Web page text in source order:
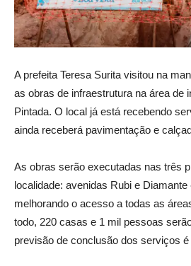
A prefeita Teresa Surita visitou na
as obras de infraestrutura na área de
Pintada. O local já está recebendo
ainda receberá pavimentação e
As obras serão executadas nas três
localidade: avenidas Rubi e Diamante
melhorando o acesso a todas as
todo, 220 casas e 1 mil pessoas
previsão de conclusão dos serviços